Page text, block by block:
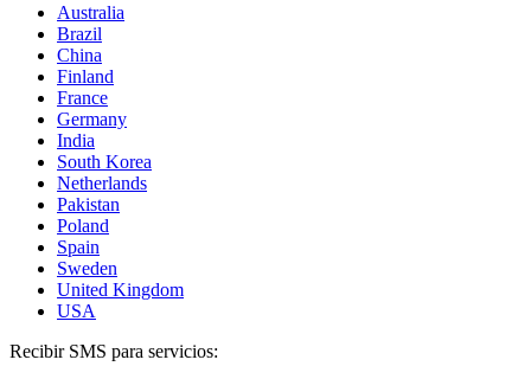
Australia
Brazil
China
Finland
France
Germany
India
South Korea
Netherlands
Pakistan
Poland
Spain
Sweden
United Kingdom
USA
Recibir SMS para servicios: